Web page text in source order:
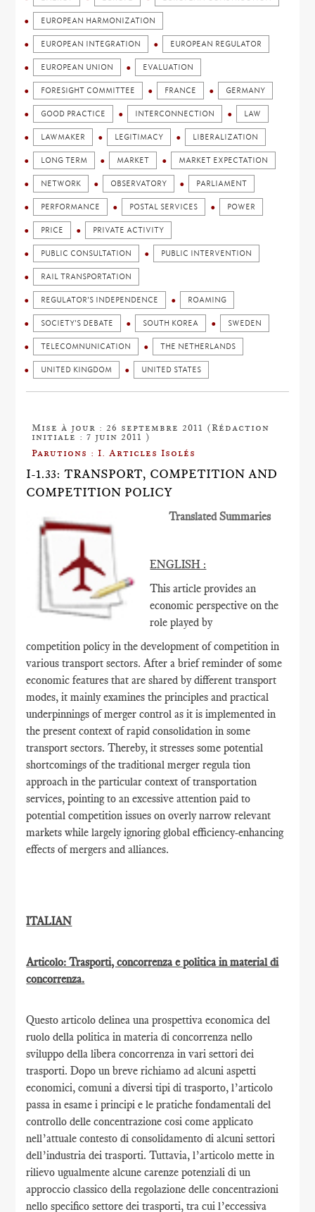
EUROPEAN HARMONIZATION
EUROPEAN INTEGRATION EUROPEAN REGULATOR
EUROPEAN UNION EVALUATION
FORESIGHT COMMITTEE FRANCE GERMANY
GOOD PRACTICE INTERCONNECTION LAW
LAWMAKER LEGITIMACY LIBERALIZATION
LONG TERM MARKET MARKET EXPECTATION
NETWORK OBSERVATORY PARLIAMENT
PERFORMANCE POSTAL SERVICES POWER
PRICE PRIVATE ACTIVITY
PUBLIC CONSULTATION PUBLIC INTERVENTION
RAIL TRANSPORTATION
REGULATOR'S INDEPENDENCE ROAMING
SOCIETY'S DEBATE SOUTH KOREA SWEDEN
TELECOMNUNICATION THE NETHERLANDS
UNITED KINGDOM UNITED STATES
Mise à jour : 26 septembre 2011 (Rédaction
initiale : 7 juin 2011 )
Parutions : I. Articles Isolés
I-1.33: TRANSPORT, COMPETITION AND
COMPETITION POLICY
Translated Summaries
ENGLISH :
This article provides an
economic perspective on the
role played by
competition policy in the development of competition in
various transport sectors. After a brief reminder of some
economic features that are shared by different transport
modes, it mainly examines the principles and practical
underpinnings of merger control as it is implemented in
the present context of rapid consolidation in some
transport sectors. Thereby, it stresses some potential
shortcomings of the traditional merger regula tion
approach in the particular context of transportation
services, pointing to an excessive attention paid to
potential competition issues on overly narrow relevant
markets while largely ignoring global efficiency-enhancing
effects of mergers and alliances.
ITALIAN
Articolo: Trasporti, concorrenza e politica in material di
concorrenza.
Questo articolo delinea una prospettiva economica del
ruolo della politica in materia di concorrenza nello
sviluppo della libera concorrenza in vari settori dei
trasporti. Dopo un breve richiamo ad alcuni aspetti
economici, comuni a diversi tipi di trasporto, l’articolo
passa in esame i principi e le pratiche fondamentali del
controllo delle concentrazione cosi come applicato
nell’attuale contesto di consolidamento di alcuni settori
dell’industria dei trasporti. Tuttavia, l’articolo mette in
rilievo ugualmente alcune carenze potenziali di un
approccio classico della regolazione delle concentrazioni
nello specifico settore dei trasporti, tra cui l’eccessiva